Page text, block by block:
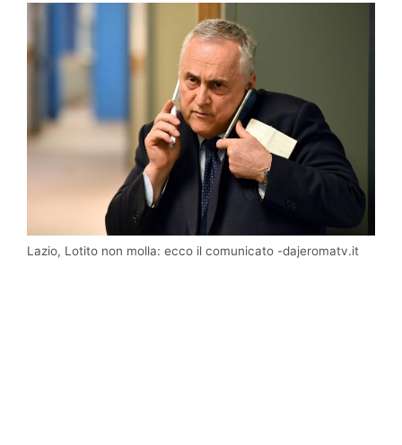
Lazio, Lotito non molla: ecco il comunicato -dajeromatv.it